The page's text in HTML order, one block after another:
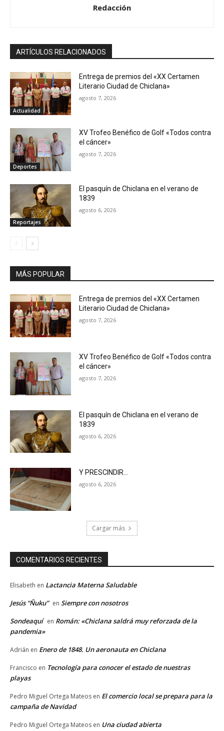
Redacción
ARTÍCULOS RELACIONADOS
Actualidad
Entrega de premios del «XX Certamen
Literario Ciudad de Chiclana»
agosto 7, 2026
Deportes
XV Trofeo Benéfico de Golf «Todos contra
el cáncer»
agosto 7, 2026
Reportajes
El pasquín de Chiclana en el verano de
1839
agosto 6, 2026
MÁS POPULAR
Entrega de premios del «XX Certamen
Literario Ciudad de Chiclana»
agosto 7, 2026
XV Trofeo Benéfico de Golf «Todos contra
el cáncer»
agosto 7, 2026
El pasquín de Chiclana en el verano de
1839
agosto 6, 2026
Y PRESCINDIR…
agosto 6, 2026
Cargar más
COMENTARIOS RECIENTES
Elisabeth en Lactancia Materna Saludable
Jesús “Ñuku” en Siempre con nosotros
Sondeaquí en Román: «Chiclana saldrá muy reforzada de la
pandemia»
Adrián en Enero de 1848. Un aeronauta en Chiclana
Francisco en Tecnología para conocer el estado de nuestras
playas
Pedro Miguel Ortega Mateos en El comercio local se prepara para la
campaña de Navidad
Pedro Miguel Ortega Mateos en Una ciudad abierta